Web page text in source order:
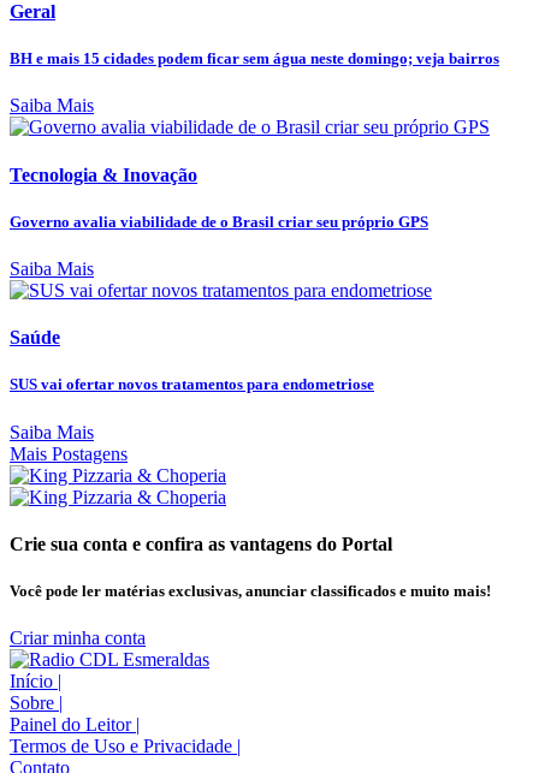
Geral
BH e mais 15 cidades podem ficar sem água neste domingo; veja bairros
Saiba Mais
Tecnologia & Inovação
Governo avalia viabilidade de o Brasil criar seu próprio GPS
Saiba Mais
Saúde
SUS vai ofertar novos tratamentos para endometriose
Saiba Mais
Mais Postagens
Crie sua conta e confira as vantagens do Portal
Você pode ler matérias exclusivas, anunciar classificados e muito mais!
Criar minha conta
Início |
Sobre |
Painel do Leitor |
Termos de Uso e Privacidade |
Contato